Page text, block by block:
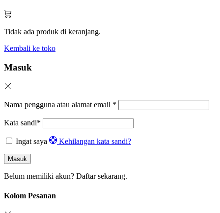
Tidak ada produk di keranjang.
Kembali ke toko
Masuk
Nama pengguna atau alamat email *
Kata sandi*
Ingat saya Kehilangan kata sandi?
Masuk
Belum memiliki akun? Daftar sekarang.
Kolom Pesanan